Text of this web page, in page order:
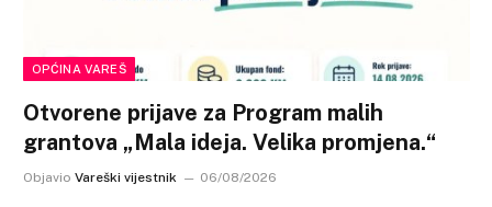
OPĆINA VAREŠ
Otvorene prijave za Program malih
grantova „Mala ideja. Velika promjena.“
Objavio Vareški vijestnik 06/08/2026